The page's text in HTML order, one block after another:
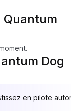
Quantum
Dog
en pilote